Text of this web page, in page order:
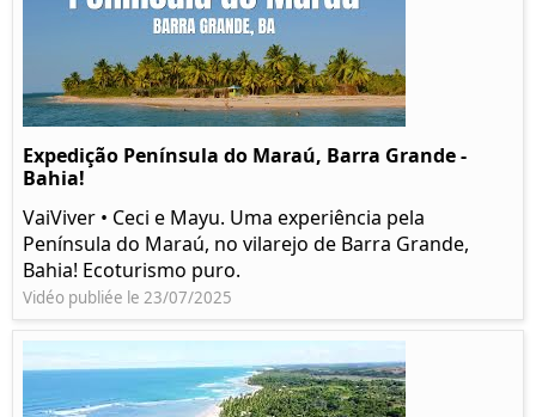
Expedição Península do Maraú, Barra Grande -
Bahia!
VaiViver • Ceci e Mayu. Uma experiência pela
Península do Maraú, no vilarejo de Barra Grande,
Bahia! Ecoturismo puro.
Vidéo publiée le 23/07/2025